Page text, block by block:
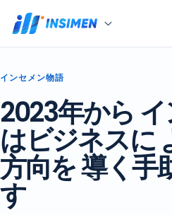
インセメン物語
2023年から
はビジネスに
方向を 導く手
す